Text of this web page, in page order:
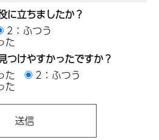
に立ちましたか？
2：ふつう
た
つけやすかったですか？
た
2：ふつう
た